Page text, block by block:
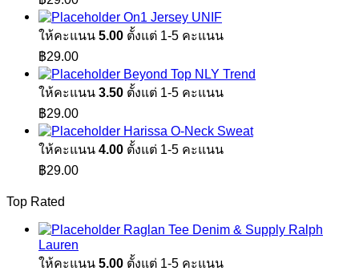
On1 Jersey UNIF
ให้คะแนน 5.00 ตั้งแต่ 1-5 คะแนน
฿29.00
Beyond Top NLY Trend
ให้คะแนน 3.50 ตั้งแต่ 1-5 คะแนน
฿29.00
Harissa O-Neck Sweat
ให้คะแนน 4.00 ตั้งแต่ 1-5 คะแนน
฿29.00
Top Rated
Raglan Tee Denim & Supply Ralph
Lauren
ให้คะแนน 5.00 ตั้งแต่ 1-5 คะแนน